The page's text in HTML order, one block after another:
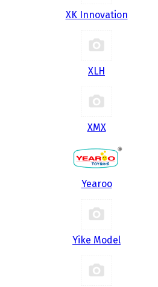
XK Innovation
XLH
XMX
Yearoo
Yike Model